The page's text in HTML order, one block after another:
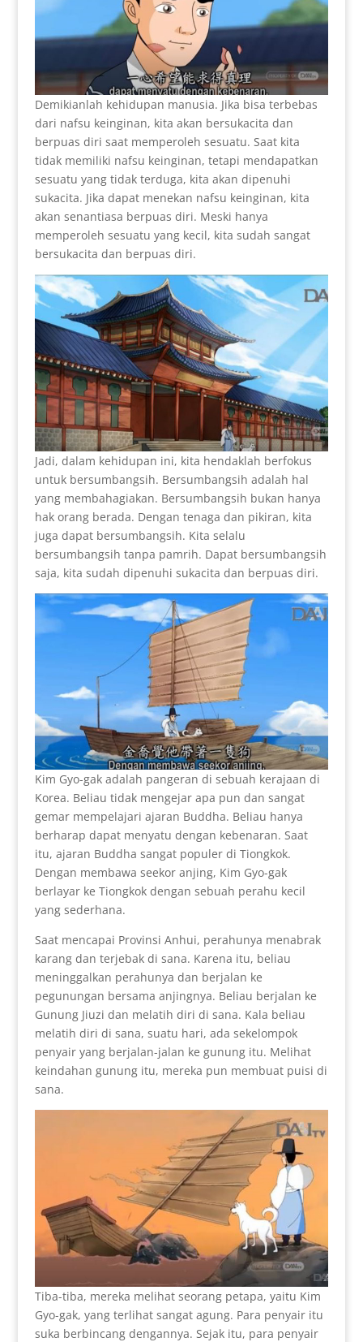
Demikianlah kehidupan manusia. Jika bisa terbebas
dari nafsu keinginan, kita akan bersukacita dan
berpuas diri saat memperoleh sesuatu. Saat kita
tidak memiliki nafsu keinginan, tetapi mendapatkan
sesuatu yang tidak terduga, kita akan dipenuhi
sukacita. Jika dapat menekan nafsu keinginan, kita
akan senantiasa berpuas diri. Meski hanya
memperoleh sesuatu yang kecil, kita sudah sangat
bersukacita dan berpuas diri.
Jadi, dalam kehidupan ini, kita hendaklah berfokus
untuk bersumbangsih. Bersumbangsih adalah hal
yang membahagiakan. Bersumbangsih bukan hanya
hak orang berada. Dengan tenaga dan pikiran, kita
juga dapat bersumbangsih. Kita selalu
bersumbangsih tanpa pamrih. Dapat bersumbangsih
saja, kita sudah dipenuhi sukacita dan berpuas diri.
Kim Gyo-gak adalah pangeran di sebuah kerajaan di
Korea. Beliau tidak mengejar apa pun dan sangat
gemar mempelajari ajaran Buddha. Beliau hanya
berharap dapat menyatu dengan kebenaran. Saat
itu, ajaran Buddha sangat populer di Tiongkok.
Dengan membawa seekor anjing, Kim Gyo-gak
berlayar ke Tiongkok dengan sebuah perahu kecil
yang sederhana.
Saat mencapai Provinsi Anhui, perahunya menabrak
karang dan terjebak di sana. Karena itu, beliau
meninggalkan perahunya dan berjalan ke
pegunungan bersama anjingnya. Beliau berjalan ke
Gunung Jiuzi dan melatih diri di sana. Kala beliau
melatih diri di sana, suatu hari, ada sekelompok
penyair yang berjalan-jalan ke gunung itu. Melihat
keindahan gunung itu, mereka pun membuat puisi di
sana.
Tiba-tiba, mereka melihat seorang petapa, yaitu Kim
Gyo-gak, yang terlihat sangat agung. Para penyair itu
suka berbincang dengannya. Sejak itu, para penyair